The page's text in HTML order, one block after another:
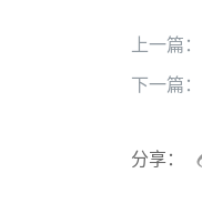
上一篇：
下一篇：
分享：